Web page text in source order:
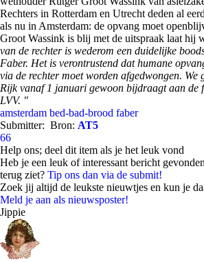
Rechters in Rotterdam en Utrecht deden al
als nu in Amsterdam: de opvang moet
Groot Wassink is blij met de uitspraak laat hij
van de rechter is wederom een duidelijke
Faber. Het is verontrustend dat humane
via de rechter moet worden afgedwongen. We
Rijk vanaf 1 januari gewoon bijdraagt aan de
LVV. "
amsterdam bed-bad-brood faber
Submitter: Bron: AT5
66
Help ons; deel dit item als je het leuk vond
Heb je een leuk of interessant bericht
terug ziet? Tip ons dan via de submit!
Zoek jij altijd de leukste nieuwtjes en kun je
Meld je aan als nieuwsposter!
Jippie